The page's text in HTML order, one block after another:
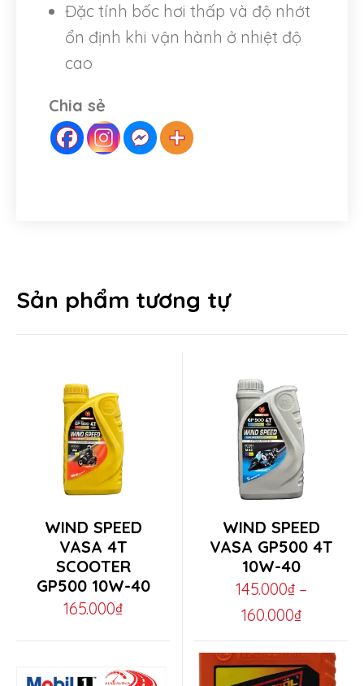
Đặc tính bốc hơi thấp và độ nhớt
ổn định khi vận hành ở nhiệt độ
cao
Chia sẻ
Sản phẩm tương tự
WIND SPEED
VASA 4T
SCOOTER
GP500 10W-40
165.000₫
This
product
multiple
variants.
The
options
WIND SPEED
VASA GP500 4T
10W-40
145.000₫ –
160.000₫Price
145.000₫
Chuyển đổi ngôn ngữ